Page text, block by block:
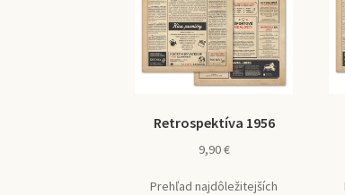
Retrospektíva 1956
9,90€
Prehľad najdôležitejších